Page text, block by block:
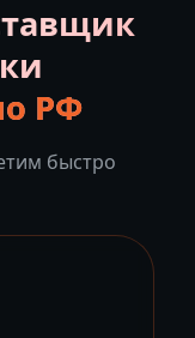
РФ
быстро